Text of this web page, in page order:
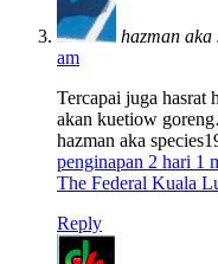
hazman aka
am
Tercapai juga
akan kuetiow
hazman aka
penginapan 2 hari 1
The Federal Kuala
Reply